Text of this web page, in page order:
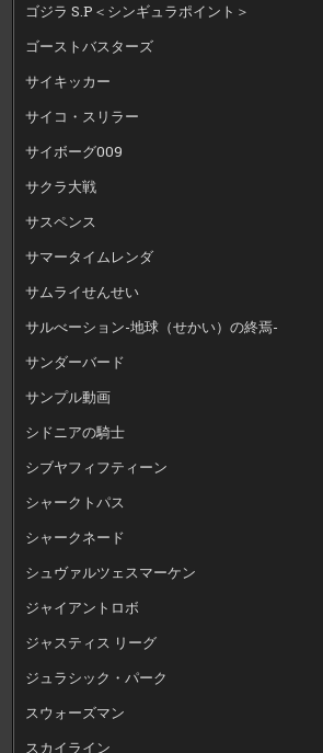
ゴジラ S.P＜シンギュラポイント＞
ゴーストバスターズ
サイキッカー
サイコ・スリラー
サイボーグ009
サクラ大戦
サスペンス
サマータイムレンダ
サムライせんせい
サルべーション-地球（せかい）の終焉-
サンダーバード
サンプル動画
シドニアの騎士
シブヤフィフティーン
シャークトパス
シャークネード
シュヴァルツェスマーケン
ジャイアントロボ
ジャスティス リーグ
ジュラシック・パーク
スウォーズマン
スカイライン